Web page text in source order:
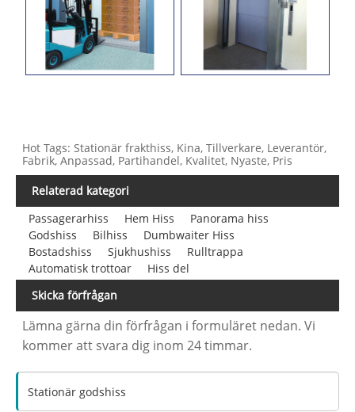
Hot Tags: Stationär frakthiss, Kina, Tillverkare, Leverantör,
Fabrik, Anpassad, Partihandel, Kvalitet, Nyaste, Pris
Relaterad kategori
Passagerarhiss
Hem Hiss
Panorama hiss
Godshiss
Bilhiss
Dumbwaiter Hiss
Bostadshiss
Sjukhushiss
Rulltrappa
Automatisk trottoar
Hiss del
Skicka förfrågan
Lämna gärna din förfrågan i formuläret nedan. Vi
kommer att svara dig inom 24 timmar.